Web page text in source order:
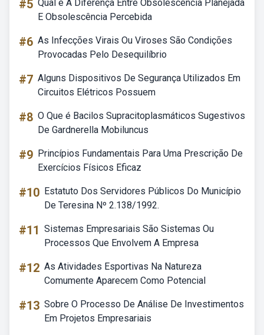
#5 Qual é A Diferença Entre Obsolescência Planejada
E Obsolescência Percebida
#6 As Infecções Virais Ou Viroses São Condições
Provocadas Pelo Desequilíbrio
#7 Alguns Dispositivos De Segurança Utilizados Em
Circuitos Elétricos Possuem
#8 O Que é Bacilos Supracitoplasmáticos Sugestivos
De Gardnerella Mobiluncus
#9 Princípios Fundamentais Para Uma Prescrição De
Exercícios Físicos Eficaz
#10 Estatuto Dos Servidores Públicos Do Município
De Teresina Nº 2.138/1992.
#11 Sistemas Empresariais São Sistemas Ou
Processos Que Envolvem A Empresa
#12 As Atividades Esportivas Na Natureza
Comumente Aparecem Como Potencial
#13 Sobre O Processo De Análise De Investimentos
Em Projetos Empresariais